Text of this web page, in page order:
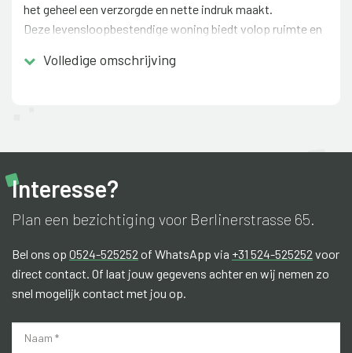
het geheel een verzorgde en nette indruk maakt.
Deze levensloopbestendige woning biedt volop ruimte en
slaapkamers en een badkamer, wat de woning uitermate
voldoende ruimte voor een groter gezin, gasten of het
ontspannen en is voorzien van een overkapping, waardoor
u vrijwel het hele jaar door van het buitenleven kunt
genieten.
De woning is gelegen in Emlichheim, een gemoedelijk
Volledige omschrijving
Interesse?
Plan een bezichtiging voor Berlinerstrasse 65.
Bel ons op 0524-525252 of WhatsApp via +31 524-525252 voor
direct contact. Of laat jouw gegevens achter en wij nemen zo
snel mogelijk contact met jou op.